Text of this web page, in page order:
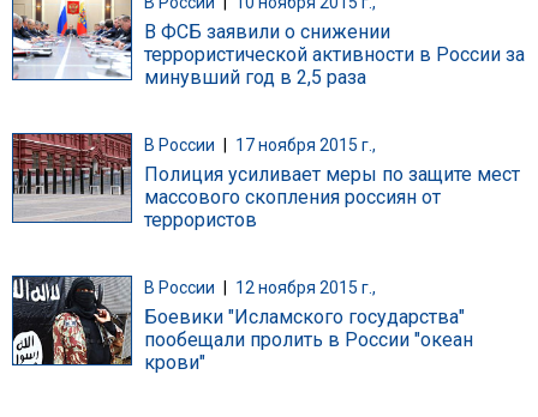
В ФСБ заявили о снижении
террористической активности в России за
минувший год в 2,5 раза
В России 17 ноября 2015 г.,
Полиция усиливает меры по защите мест
массового скопления россиян от
террористов
В России 12 ноября 2015 г.,
Боевики "Исламского государства"
пообещали пролить в России "океан
крови"